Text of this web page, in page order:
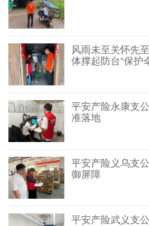
风雨未至关怀先
体撑起防台“保护
平安产险永康支
准落地
平安产险义乌支
御屏障
平安产险武义支